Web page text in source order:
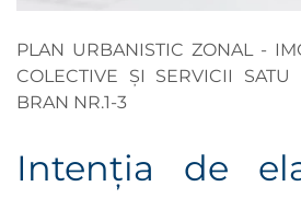
PLAN URBANISTIC ZONAL -
COLECTIVE ȘI SERVICII SATU
BRAN NR.1-3
Intenţia de